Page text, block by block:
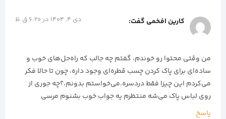
کارین افخمی گفت: دی 4, 1404 در 6:20 ق.ظ
من وقتی محتوا رو خوندم، گفتم چه جالب که راه‌حل‌های خوب و
ساده‌ای برای پاک کردن چسب قطره‌ای وجود داره، چون تا حالا فکر
می‌کردم این چیزا فقط دردسره.می‌خواستم بدونم،؟چه جوری از
روی لباس پاک می‌شه منتظرم یه جواب خوب بشنوم مرسی
پاسخ